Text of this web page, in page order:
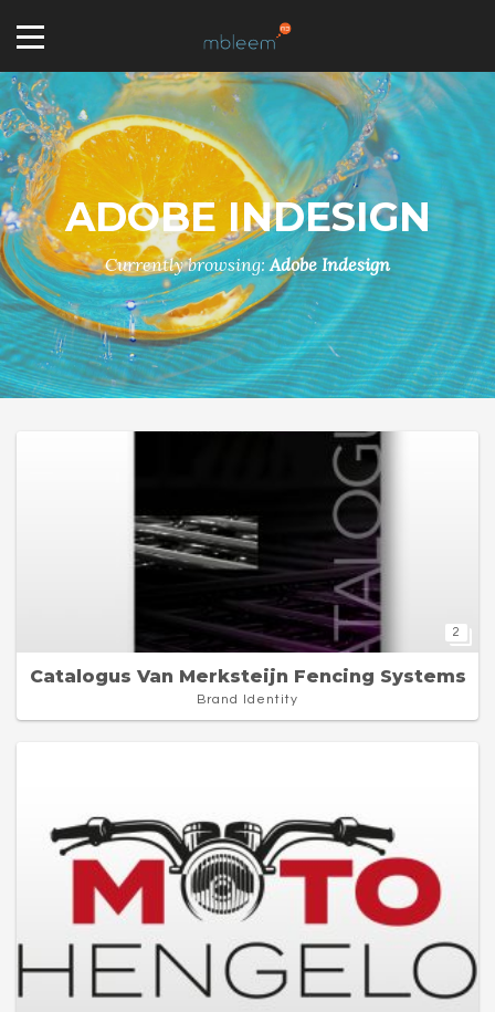
ADOBE INDESIGN
Currently browsing:Adobe Indesign
2
Catalogus Van Merksteijn Fencing Systems
Brand Identity